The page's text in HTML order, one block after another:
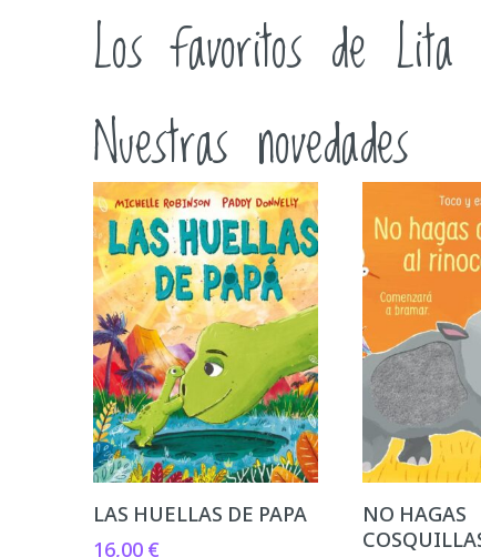
Los favoritos de Lita
Nuestras novedades
LAS HUELLAS DE PAPA
16,00 €
NO HAGAS